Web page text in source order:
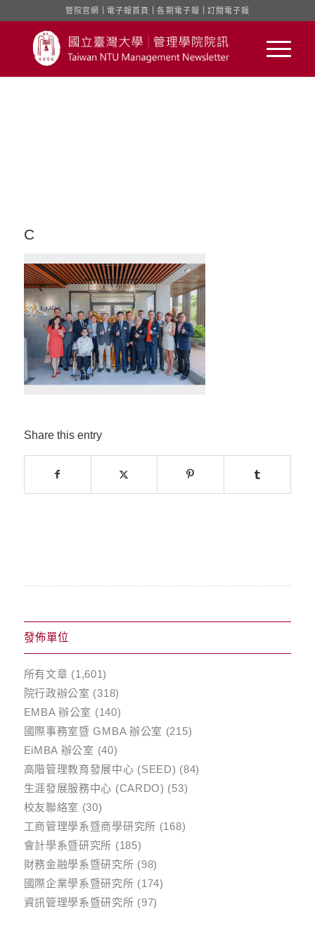
管院官網 電子報首頁 ｜各期電子報 訂閱電子報
C
Share this entry
發佈單位
所有文章 (1,601)
院行政辦公室 (318)
EMBA 辦公室 (140)
國際事務室暨 GMBA 辦公室 (215)
EiMBA 辦公室 (40)
高階管理教育發展中心 (SEED) (84)
生涯發展服務中心 (CARDO) (53)
校友聯絡室 (30)
工商管理學系暨商學研究所 (168)
會計學系暨研究所 (185)
財務金融學系暨研究所 (98)
國際企業學系暨研究所 (174)
資訊管理學系暨研究所 (97)